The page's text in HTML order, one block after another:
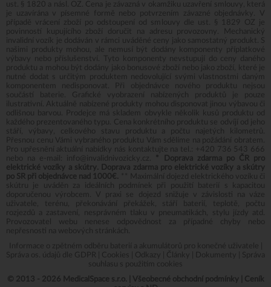
ust. § 1820 a násl. OZ. Cena je závazná v okamžiku uzavření smlouvy, která
je uzavírána v písemné formě nebo potvrzením závazné objednávky. V
případě vrácení zboží po odstoupení od smlouvy dle ust. § 1829 OZ je
povinností kupujícího zboží doručit na adresu provozovny. Mechanický
invalidní vozík je dodáván v rámci uváděné ceny jako samostatný produkt. S
našimi produkty mohou, ale nemusí být dodány komponenty příplatkové
výbavy nebo příslušenství. Tyto komponenty nevstupují do ceny daného
produktu a mohou být dodány jako bonusové zboží nebo jako zboží, které je
nutné dodat s určitým produktem nedovolující svými vlastnostmi daným
komponentem nedisponovat. Při objednávce nového produktu nejsou
součástí baterie. Grafické vyobrazení nabízených produktů je pouze
ilustrativní. Aktuálně nabízené produkty mohou disponovat jinou výbavou či
odlišnou barvou. Prodejce má skladem obvykle několik kusů produktu od
každého prezentovaného typu. Cena konkrétního produktu se odvíjí od jeho
stáří, výbavy, celkového stavu produktu a počtu najetých kilometrů.
Přesnou cenu Vámi vybraného produktu Vám sdělíme na požádání obratem.
Pro upřesnění aktuální nabídky nás kontaktujte na tel.:
nebo na e-mail:
info@invalidnivozicky.cz
* Doprava zdarma po ČR pro
elektrické vozíky a skútry. Doprava zdarma pro elektrické vozíky a skútry
po SR při objednávce nad 1000€.
** Maximální dojezd elektrického vozíku či
skútru je uváděn za ideálních podmínek při použití baterií s kapacitou
doporučenou výrobcem. V praxi se dojezd snižuje v závislosti na váze
uživatele, terénu, překonávání překážek, stáří baterií, teplotě, počtu
rozjezdů a zastavení, nesprávném tlaku v pneumatikách, stylu jízdy atd.
Provozovatel webu nenese odpovědnost za případné chyby nebo
nepřesnosti na webových stránkách.
Informace o zpětném odběru baterií a akumulátorů pro konečné uživatele
Správa os. údajů dle GDPR
Cookies Odkazy Články Dokumenty
Správa
souhlasu s použitím cookies
© 2013 - 2026 MedicalSpace s.r.o. | Všeobecné obchodní podmínky
Ceník